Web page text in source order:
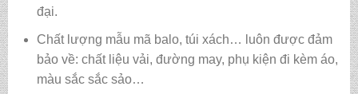
đại.
Chất lượng mẫu mã balo, túi xách…
luôn được đảm
bảo về: chất liệu vải, đường may, phụ kiện đi kèm áo,
màu sắc sắc sảo…